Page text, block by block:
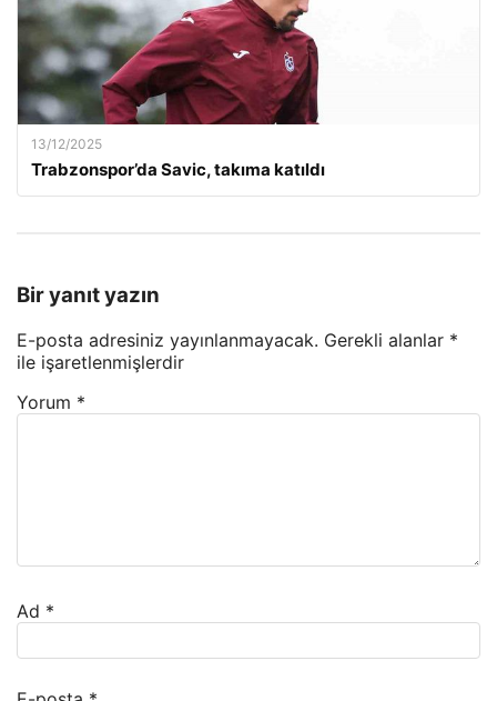
13/12/2025
Trabzonspor’da Savic, takıma katıldı
Bir yanıt yazın
E-posta adresiniz yayınlanmayacak. Gerekli alanlar *
ile işaretlenmişlerdir
Yorum *
Ad *